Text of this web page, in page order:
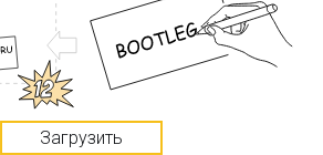
Загрузить